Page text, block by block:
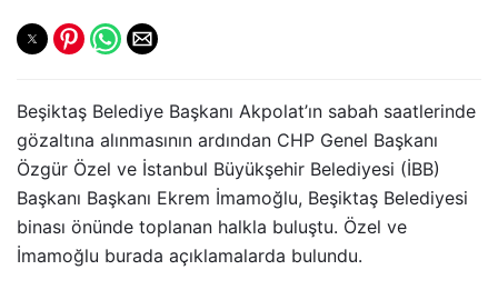
Beşiktaş Belediye Başkanı Akpolat’ın sabah saatlerinde
gözaltına alınmasının ardından CHP Genel Başkanı
Özgür Özel ve İstanbul Büyükşehir Belediyesi (İBB)
Başkanı Başkanı Ekrem İmamoğlu, Beşiktaş Belediyesi
binası önünde toplanan halkla buluştu. Özel ve
İmamoğlu burada açıklamalarda bulundu.